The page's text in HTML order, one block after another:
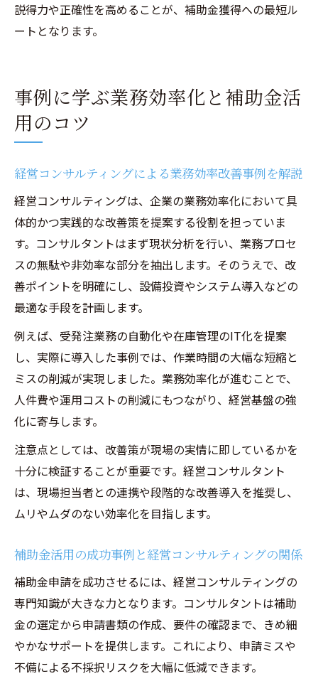
説得力や正確性を高めることが、補助金獲得への最短ル
ートとなります。
事例に学ぶ業務効率化と補助金活
用のコツ
経営コンサルティングによる業務効率改善事例を解説
経営コンサルティングは、企業の業務効率化において具
体的かつ実践的な改善策を提案する役割を担っていま
す。コンサルタントはまず現状分析を行い、業務プロセ
スの無駄や非効率な部分を抽出します。そのうえで、改
善ポイントを明確にし、設備投資やシステム導入などの
最適な手段を計画します。
例えば、受発注業務の自動化や在庫管理のIT化を提案
し、実際に導入した事例では、作業時間の大幅な短縮と
ミスの削減が実現しました。業務効率化が進むことで、
人件費や運用コストの削減にもつながり、経営基盤の強
化に寄与します。
注意点としては、改善策が現場の実情に即しているかを
十分に検証することが重要です。経営コンサルタント
は、現場担当者との連携や段階的な改善導入を推奨し、
ムリやムダのない効率化を目指します。
補助金活用の成功事例と経営コンサルティングの関係
補助金申請を成功させるには、経営コンサルティングの
専門知識が大きな力となります。コンサルタントは補助
金の選定から申請書類の作成、要件の確認まで、きめ細
やかなサポートを提供します。これにより、申請ミスや
不備による不採択リスクを大幅に低減できます。